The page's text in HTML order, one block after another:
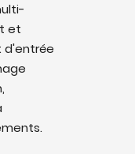
et
d'entrée